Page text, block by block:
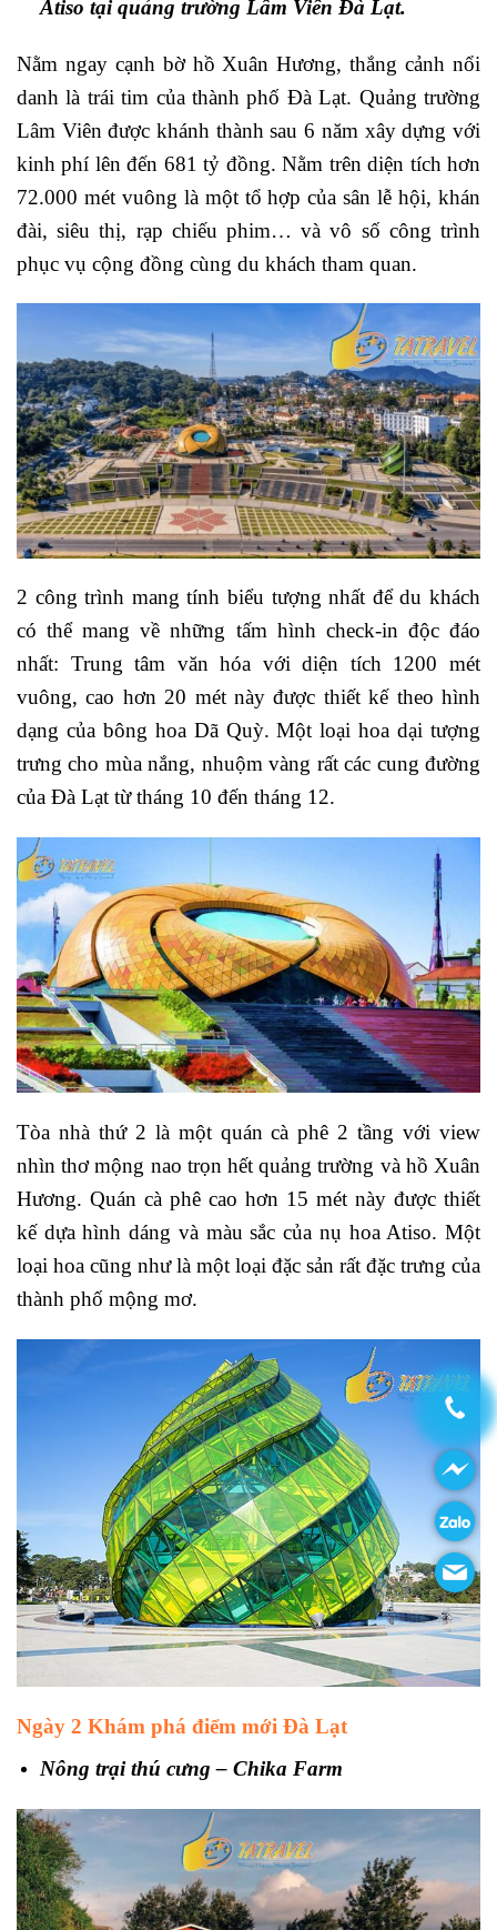
Atiso tại quảng trường Lâm Viên Đà Lạt.
Nằm ngay cạnh bờ hồ Xuân Hương, thắng cảnh nổi
danh là trái tim của thành phố Đà Lạt. Quảng trường
Lâm Viên được khánh thành sau 6 năm xây dựng với
kinh phí lên đến 681 tỷ đồng. Nằm trên diện tích hơn
72.000 mét vuông là một tổ hợp của sân lễ hội, khán
đài, siêu thị, rạp chiếu phim… và vô số công trình
phục vụ cộng đồng cùng du khách tham quan.
2 công trình mang tính biểu tượng nhất để du khách
có thể mang về những tấm hình check-in độc đáo
nhất: Trung tâm văn hóa với diện tích 1200 mét
vuông, cao hơn 20 mét này được thiết kế theo hình
dạng của bông hoa Dã Quỳ. Một loại hoa dại tượng
trưng cho mùa nắng, nhuộm vàng rất các cung đường
của Đà Lạt từ tháng 10 đến tháng 12.
Tòa nhà thứ 2 là một quán cà phê 2 tầng với view
nhìn thơ mộng nao trọn hết quảng trường và hồ Xuân
Hương. Quán cà phê cao hơn 15 mét này được thiết
kế dựa hình dáng và màu sắc của nụ hoa Atiso. Một
loại hoa cũng như là một loại đặc sản rất đặc trưng của
thành phố mộng mơ.
Ngày 2 Khám phá điểm mới Đà Lạt
Nông trại thú cưng – Chika Farm